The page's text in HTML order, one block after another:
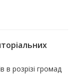
в розрізі громад